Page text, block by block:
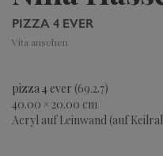
PIZZA 4 EVER
Vita ansehen
pizza 4 ever (69.2.7)
40.00 × 20.00 cm
Acryl auf Leinwand (auf